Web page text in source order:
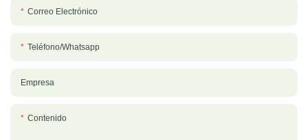
Correo Electrónico
Teléfono/whatsapp
Empresa
Contenido